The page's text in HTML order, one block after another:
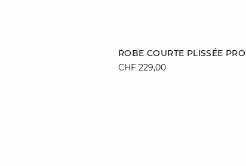
ROBE COURTE PLISSÉE
CHF 229,00
40